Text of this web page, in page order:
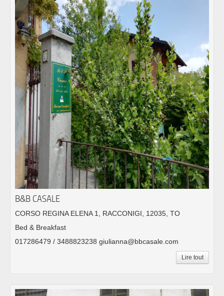
B&B CASALE
CORSO REGINA ELENA 1, RACCONIGI, 12035, TO
Bed & Breakfast
017286479 / 3488823238 giulianna@bbcasale.com
Lire tout